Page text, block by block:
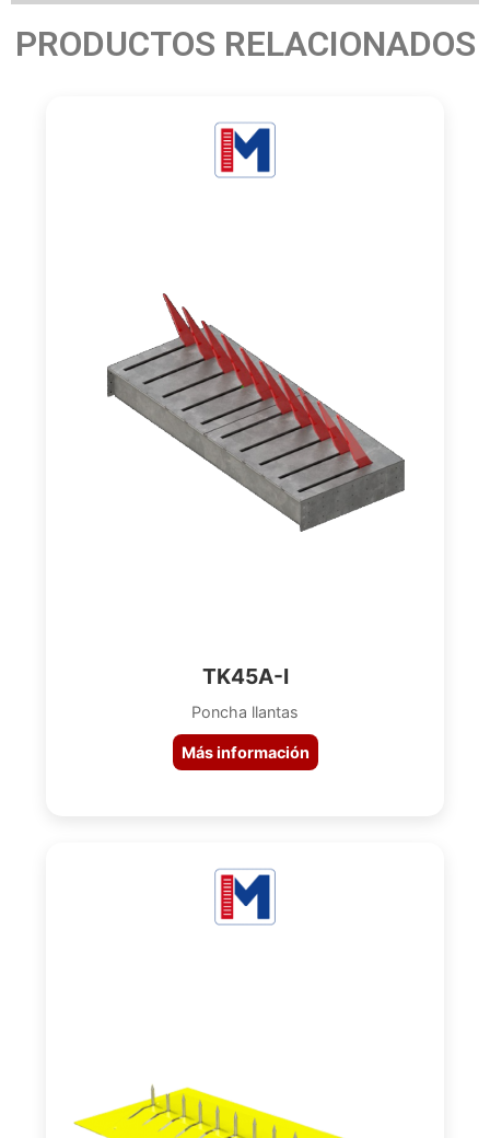
PRODUCTOS RELACIONADOS
TK45A-I
Poncha llantas
Más información